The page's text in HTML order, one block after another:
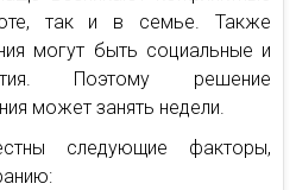
так и в семье. Также
могут быть социальные и
Поэтому решение
может занять недели.
следующие факторы,